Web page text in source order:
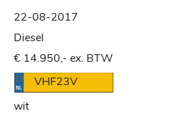
22-08-2017
Diesel
€ 14.950,- ex. BTW
VHF23V
wit